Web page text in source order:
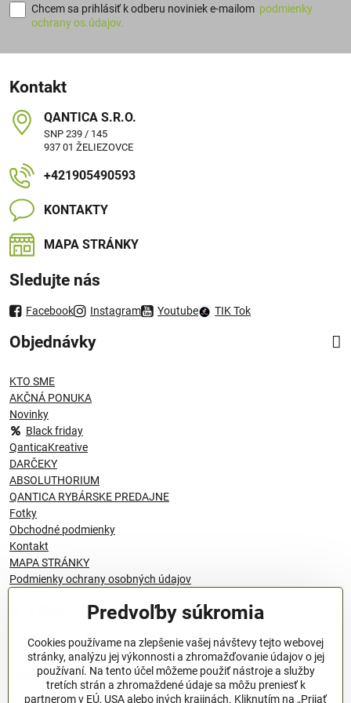
Chcem sa prihlásiť k odberu noviniek e-mailom podmienky
ochrany os.údajov.
Kontakt
QANTICA S​.R​.O​.
SNP 239 / 145
937 01 ŽELIEZOVCE
+421905490593
KONTAKTY
MAPA STRÁNKY
Sledujte nás
Facebook Instagram Youtube TIK Tok
Objednávky
KTO SME
AKČNÁ PONUKA
Novinky
Black friday
QanticaKreative
DARČEKY
ABSOLUTHORIUM
QANTICA RYBÁRSKE PREDAJNE
Fotky
Obchodné podmienky
Kontakt
MAPA STRÁNKY
Podmienky ochrany osobných údajov
© 1996 - 2024 QANTICA S.R.O
Podmienky ochrany osobných údajov
OBCHODNÉ PODMIENKY
Predvoľby súkromia
Cookies používame na zlepšenie vašej návštevy tejto webovej
stránky, analýzu jej výkonnosti a zhromažďovanie údajov o jej
používaní. Na tento účel môžeme použiť nástroje a služby
tretích strán a zhromaždené údaje sa môžu preniesť k
partnerom v EÚ, USA alebo iných krajinách. Kliknutím na „Prijať